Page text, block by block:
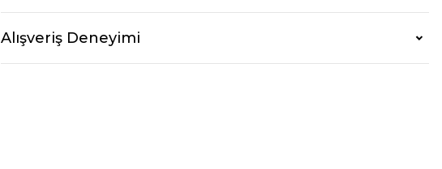
Alışveriş Deneyimi